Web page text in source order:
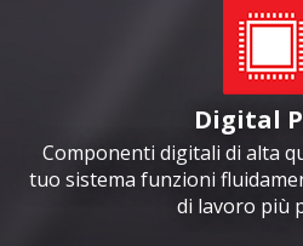
Digital
Componenti digitali di alta
tuo sistema funzioni
di lavoro più